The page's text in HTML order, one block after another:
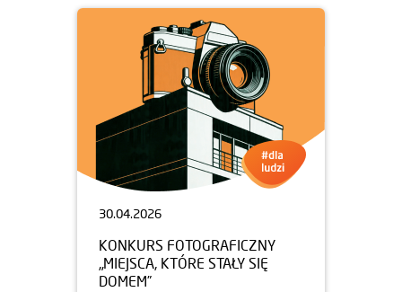
30.04.2026
KONKURS FOTOGRAFICZNY
„MIEJSCA, KTÓRE STAŁY SIĘ
DOMEM”